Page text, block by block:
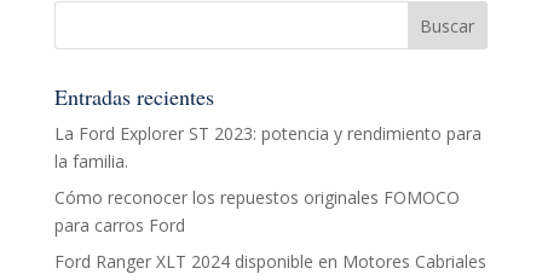
Entradas recientes
La Ford Explorer ST 2023: potencia y rendimiento para
la familia.
Cómo reconocer los repuestos originales FOMOCO
para carros Ford
Ford Ranger XLT 2024 disponible en Motores Cabriales